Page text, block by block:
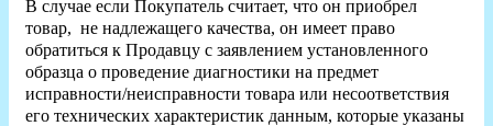
В случае если Покупатель считает, что он приобрел
товар, не надлежащего качества, он имеет право
обратиться к Продавцу с заявлением установленного
образца о проведение диагностики на предмет
исправности/неисправности товара или несоответствия
его технических характеристик данным, которые указаны